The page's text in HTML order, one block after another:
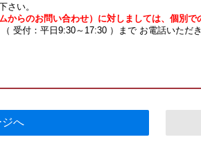
さい。
らのお問い合わせ）に対しましては、個別で
受付：平日9:30～17:30 ）まで お電話いただ
へ